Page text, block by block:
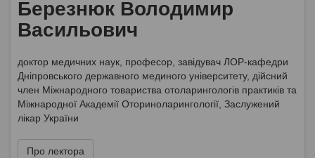
Березнюк Володимир
Васильович
доктор медичних наук, професор, завідувач ЛОР-кафедри
Дніпровського державного мединого університету, дійсний
член Міжнародного товариства отоларингологів практиків та
Міжнародної Академії Оториноларингології, Заслужений
лікар України
Про лектора